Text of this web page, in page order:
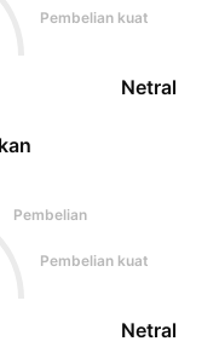
Pembelian kuat
Netral
Pembelian
Pembelian kuat
Netral